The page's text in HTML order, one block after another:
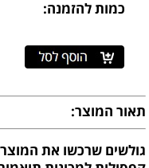
כמות להזמנה:
תאור המוצר: